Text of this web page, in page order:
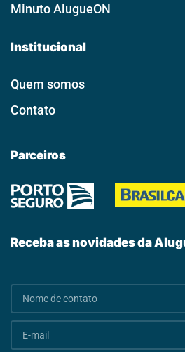
Minuto AlugueON
Institucional
Quem somos
Contato
Parceiros
Receba as novidades da